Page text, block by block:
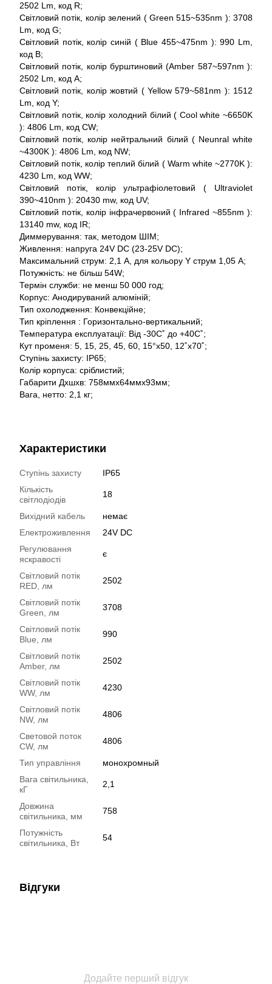
2502 Lm, код R;
Світловий потік, колір зелений ( Green 515~535nm ): 3708
Lm, код G;
Світловий потік, колір синій ( Blue 455~475nm ): 990 Lm,
код B;
Світловий потік, колір бурштиновий (Amber 587~597nm ):
2502 Lm, код A;
Світловий потік, колір жовтий ( Yellow 579~581nm ): 1512
Lm, код Y;
Світловий потік, колір холодний білий ( Cool white ~6650K
): 4806 Lm, код CW;
Світловий потік, колір нейтральний білий ( Neunral white
~4300K ): 4806 Lm, код NW;
Світловий потік, колір теплий білий ( Warm white ~2770K ):
4230 Lm, код WW;
Світловий потік, колір ультрафіолетовий ( Ultraviolet
390~410nm ): 20430 mw, код UV;
Світловий потік, колір інфрачервоний ( Infrared ~855nm ):
13140 mw, код IR;
Диммерування: так, методом ШІМ;
Живлення: напруга 24V DC (23-25V DC);
Максимальний струм: 2,1 А, для кольору Y струм 1,05 А;
Потужність: не більш 54W;
Термін служби: не менш 50 000 год;
Корпус: Анодируваний алюміній;
Тип охолодження: Конвекційне;
Тип кріплення : Горизонтально-вертикальний;
Температура експлуатації: Від -30С˚ до +40С˚;
Кут променя: 5, 15, 25, 45, 60, 15°x50, 12˚x70˚;
Ступінь захисту: IP65;
Колір корпуса: сріблистий;
Габарити Дхшхв: 758ммх64ммх93мм;
Вага, нетто: 2,1 кг;
Характеристики
Ступінь захисту
IP65
Кількість
світлодіодів
18
Вихідний кабель
немає
Електроживлення
24V DC
Регулювання
яскравості
є
Світловий потік
RED, лм
2502
Світловий потік
Green, лм
3708
Світловий потік
Blue, лм
990
Світловий потік
Amber, лм
2502
Світловий потік
WW, лм
4230
Світловий потік
NW, лм
4806
Световой поток
CW, лм
4806
Тип управління
монохромный
Вага світильника,
кГ
2,1
Довжина
світильника, мм
758
Потужність
світильника, Вт
54
Відгуки
Додайте перший відгук